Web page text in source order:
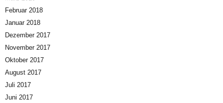
Februar 2018
Januar 2018
Dezember 2017
November 2017
Oktober 2017
August 2017
Juli 2017
Juni 2017